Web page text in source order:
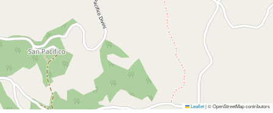
Leaflet|© OpenStreetMap contributors